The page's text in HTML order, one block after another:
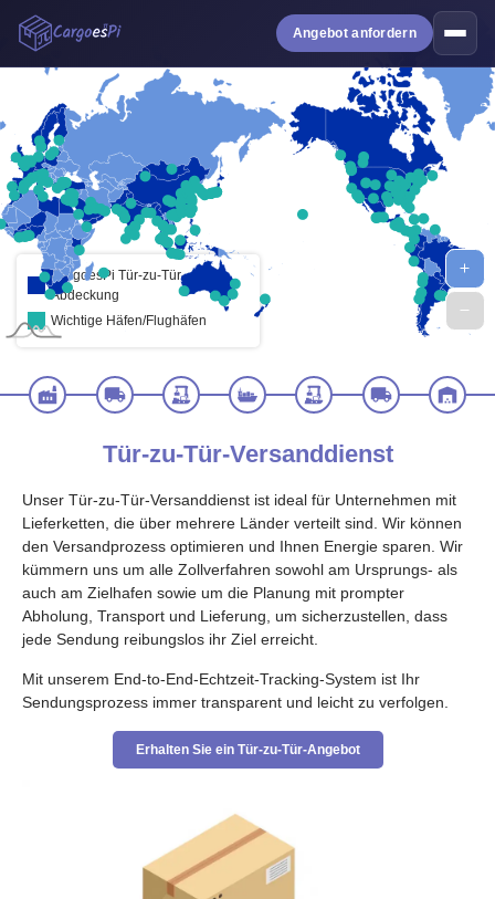
Angebot anfordern
CargoesPi Tür-zu-Tür-
Abdeckung
Wichtige Häfen/Flughäfen
Tür-zu-Tür-Versanddienst
Unser Tür-zu-Tür-Versanddienst ist ideal für Unternehmen mit
Lieferketten, die über mehrere Länder verteilt sind. Wir können
den Versandprozess optimieren und Ihnen Energie sparen. Wir
kümmern uns um alle Zollverfahren sowohl am Ursprungs- als
auch am Zielhafen sowie um die Planung mit prompter
Abholung, Transport und Lieferung, um sicherzustellen, dass
jede Sendung reibungslos ihr Ziel erreicht.
Mit unserem End-to-End-Echtzeit-Tracking-System ist Ihr
Sendungsprozess immer transparent und leicht zu verfolgen.
Erhalten Sie ein Tür-zu-Tür-Angebot